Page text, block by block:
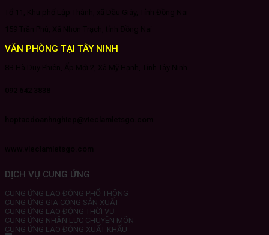
VĂN PHÒNG TẠI TÂY NINH
DỊCH VỤ CUNG ỨNG
CUNG ỨNG LAO ĐỘNG PHỔ THÔNG
CUNG ỨNG GIA CÔNG SẢN XUẤT
CUNG ỨNG LAO ĐỘNG THỜI VỤ
CUNG ỨNG NHÂN LỰC CHUYÊN MÔN
CUNG ỨNG LAO ĐỘNG XUẤT KHẨU